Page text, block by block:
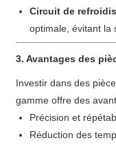
Circuit de
optimale, évitant la
3. Avantages des
Investir dans des
gamme offre des
Précision et
Réduction des